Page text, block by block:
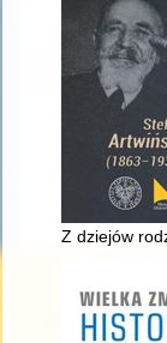
Z dziejów